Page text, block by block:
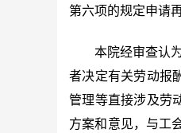
第六项的规定申请
本院经审查认为
者决定有关劳动报
管理等直接涉及劳
方案和意见，与工